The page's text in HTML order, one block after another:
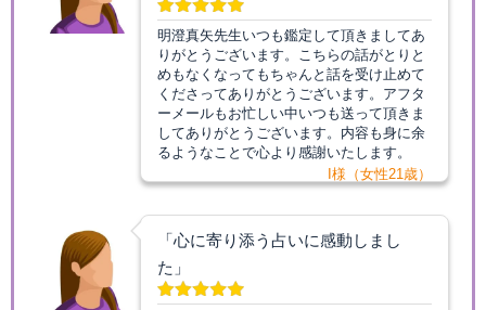
明澄真矢先生いつも鑑定して頂きましてあ
りがとうございます。こちらの話がとりと
めもなくなってもちゃんと話を受け止めて
くださってありがとうございます。アフタ
ーメールもお忙しい中いつも送って頂きま
してありがとうございます。内容も身に余
るようなことで心より感謝いたします。
I様（女性21歳）
「心に寄り添う占いに感動しまし
た」